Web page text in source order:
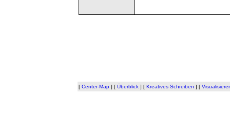
[ Center-Map ] [ Überblick ] [ Kreatives Schreiben ] [